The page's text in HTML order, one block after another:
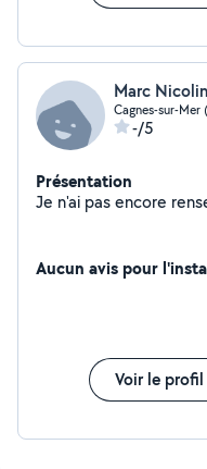
Marc
Cagnes-sur-Mer
-/5
Présentation
Aucun avis pour
Voir le profil